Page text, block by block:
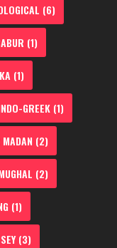
(6)
(1)
(1)
GREEK (1)
(2)
(2)
(1)
(3)